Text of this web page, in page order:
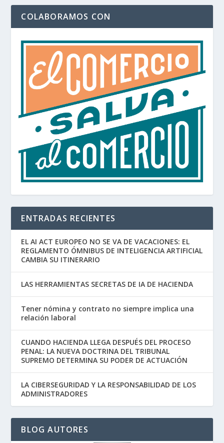
COLABORAMOS CON
ENTRADAS RECIENTES
EL AI ACT EUROPEO NO SE VA DE VACACIONES: EL
REGLAMENTO ÓMNIBUS DE INTELIGENCIA ARTIFICIAL
CAMBIA SU ITINERARIO
LAS HERRAMIENTAS SECRETAS DE IA DE HACIENDA
Tener nómina y contrato no siempre implica una
relación laboral
CUANDO HACIENDA LLEGA DESPUÉS DEL PROCESO
PENAL: LA NUEVA DOCTRINA DEL TRIBUNAL
SUPREMO DETERMINA SU PODER DE ACTUACIÓN
LA CIBERSEGURIDAD Y LA RESPONSABILIDAD DE LOS
ADMINISTRADORES
BLOG AUTORES